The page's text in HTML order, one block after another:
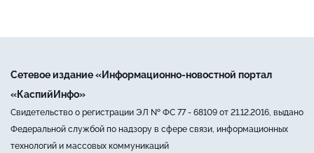
Сетевое издание «Информационно-новостной портал
«КаспийИнфо»
Свидетельство о регистрации ЭЛ № ФС 77 - 68109 от 21.12.2016, выдано
Федеральной службой по надзору в сфере связи, информационных
технологий и массовых коммуникаций